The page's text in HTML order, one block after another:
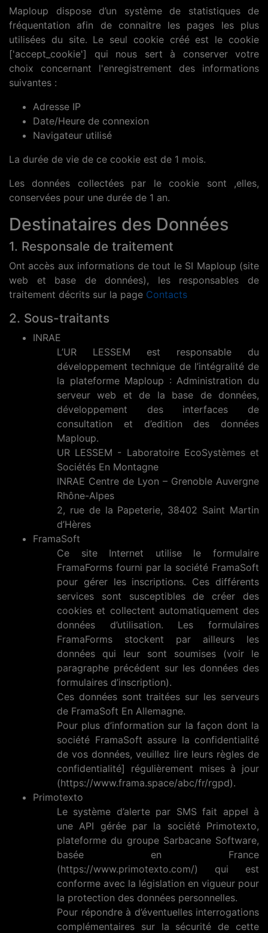
Maploup dispose d’un système de statistiques de
fréquentation afin de connaitre les pages les plus
utilisées du site. Le seul cookie créé est le cookie
['accept_cookie'] qui nous sert à conserver votre
choix concernant l'enregistrement des informations
suivantes :
Adresse IP
Date/Heure de connexion
Navigateur utilisé
La durée de vie de ce cookie est de 1 mois.
Les données collectées par le cookie sont ,elles,
conservées pour une durée de 1 an.
Destinataires des Données
1. Responsale de traitement
Ont accès aux informations de tout le SI Maploup (site
web et base de données), les responsables de
traitement décrits sur la page Contacts
2. Sous-traitants
INRAE
L’UR LESSEM est responsable du
développement technique de l’intégralité de
la plateforme Maploup : Administration du
serveur web et de la base de données,
développement des interfaces de
consultation et d’edition des données
Maploup.
UR LESSEM - Laboratoire EcoSystèmes et
Sociétés En Montagne
INRAE Centre de Lyon – Grenoble Auvergne
Rhône-Alpes
2, rue de la Papeterie, 38402 Saint Martin
d’Hères
FramaSoft
Ce site Internet utilise le formulaire
FramaForms fourni par la société FramaSoft
pour gérer les inscriptions. Ces différents
services sont susceptibles de créer des
cookies et collectent automatiquement des
données d’utilisation. Les formulaires
FramaForms stockent par ailleurs les
données qui leur sont soumises (voir le
paragraphe précédent sur les données des
formulaires d’inscription).
Ces données sont traitées sur les serveurs
de FramaSoft En Allemagne.
Pour plus d’information sur la façon dont la
société FramaSoft assure la confidentialité
de vos données, veuillez lire leurs règles de
confidentialité] régulièrement mises à jour
(https://www.frama.space/abc/fr/rgpd).
Primotexto
Le système d’alerte par SMS fait appel à
une API gérée par la société Primotexto,
plateforme du groupe Sarbacane Software,
basée en France
(https://www.primotexto.com/) qui est
conforme avec la législation en vigueur pour
la protection des données personnelles.
Pour répondre à d’éventuelles interrogations
complémentaires sur la sécurité de cette